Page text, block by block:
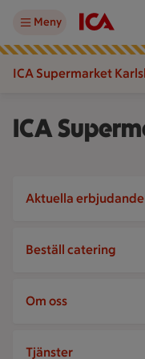
Meny
ICA Supermarket
ICA
Aktuella
Beställ catering
Om oss
Tjänster